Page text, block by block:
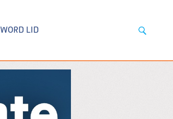
WORD LID